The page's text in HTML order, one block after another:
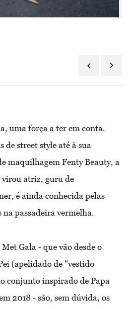
uma força a ter em conta.
de street style até à sua
maquilhagem Fenty Beauty, a
atriz, guru de
é ainda conhecida pelas
na passadeira vermelha.
Gala - que vão desde o
(apelidado de "vestido
conjunto inspirado de Papa
2018 - são, sem dúvida, os